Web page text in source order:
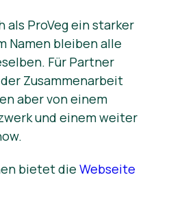
als ProVeg ein starker
Namen bleiben alle
Für Partner
Zusammenarbeit
aber von einem
und einem weiter
bietet die Webseite